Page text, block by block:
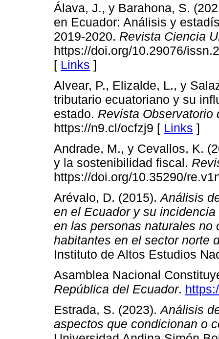
Álava, J., y Barahona, S.
en Ecuador: Análisis y
2019-2020. Revista Ciencia
https://doi.org/10.29076/
[ Links ]
Alvear, P., Elizalde, L., y
tributario ecuatoriano y su
estado. Revista Observatorio
https://n9.cl/ocfzj9 [ Links ]
Andrade, M., y Cevallos, K.
y la sostenibilidad fiscal.
https://doi.org/10.35290/
Arévalo, D. (2015).Análisis
en el Ecuador y su
en las personas naturales
habitantes en el sector norte
Instituto de Altos Estudios
Asamblea Nacional
República del Ecuador.
Estrada, S. (2023).Análisis
aspectos que condicionan o